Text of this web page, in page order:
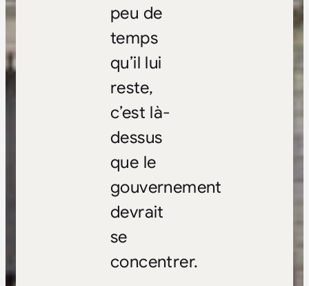
peu de
temps
qu’il lui
reste,
c’est là-
dessus
que le
gouvernement
devrait
se
concentrer.